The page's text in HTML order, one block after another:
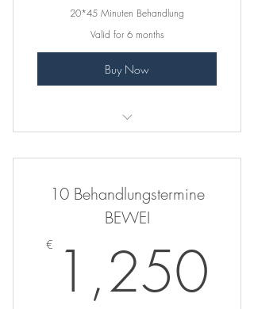
20*45 Minuten Behandlung
Valid for 6 months
Buy Now
Probebehandlung Abnehmen im
Liegen
10 Behandlungstermine
BEWEI
€ 1,250